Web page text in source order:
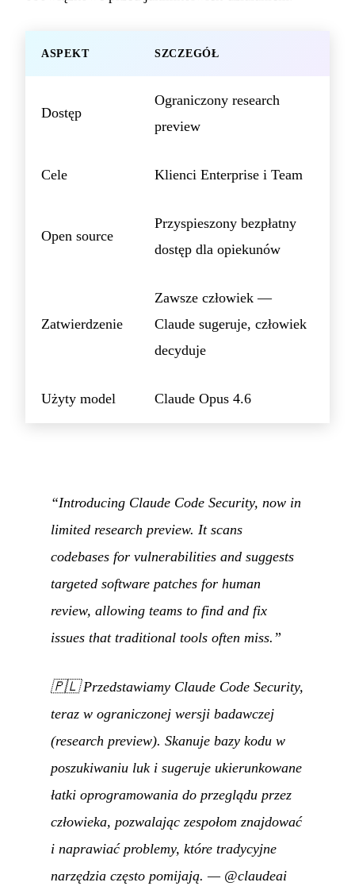
ASPEKT SZCZEGÓŁ
Dostęp
Ograniczony research
preview
Cele Klienci Enterprise i Team
Open source
Przyspieszony bezpłatny
dostęp dla opiekunów
Zatwierdzenie
Zawsze człowiek —
Claude sugeruje, człowiek
decyduje
Użyty model Claude Opus 4.6
“Introducing Claude Code Security, now in
limited research preview. It scans
codebases for vulnerabilities and suggests
targeted software patches for human
review, allowing teams to find and fix
issues that traditional tools often miss.”
🇵🇱Przedstawiamy Claude Code Security,
teraz w ograniczonej wersji badawczej
(research preview). Skanuje bazy kodu w
poszukiwaniu luk i sugeruje ukierunkowane
łatki oprogramowania do przeglądu przez
człowieka, pozwalając zespołom znajdować
i naprawiać problemy, które tradycyjne
narzędzia często pomijają. — @claudeai